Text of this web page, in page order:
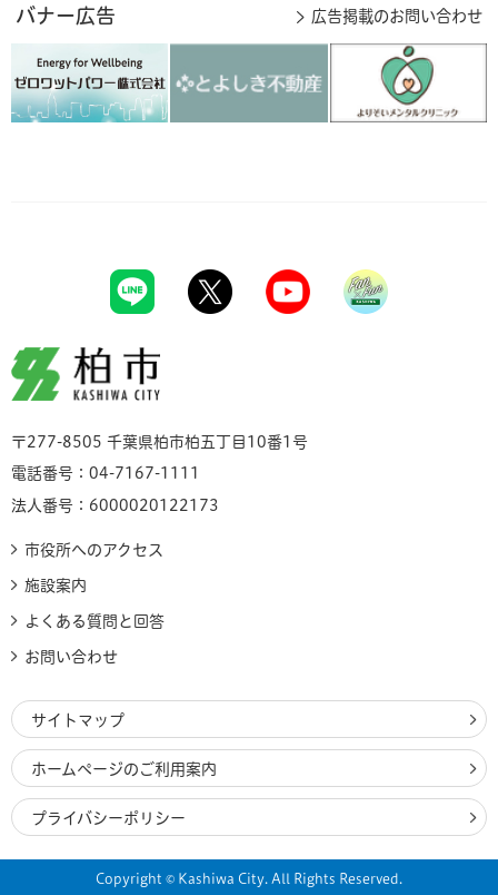
バナー広告 広告掲載のお問い合わせ
柏市
〒277-8505 千葉県柏市柏五丁目10番1号
電話番号：04-7167-1111
法人番号：6000020122173
市役所へのアクセス
施設案内
よくある質問と回答
お問い合わせ
サイトマップ
ホームページのご利用案内
プライバシーポリシー
Copyright © Kashiwa City. All Rights Reserved.